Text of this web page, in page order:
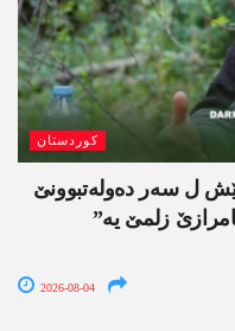
کوردستان
ل سەر دەولەتبوونێ
زلمێ یە”
2026-08-04